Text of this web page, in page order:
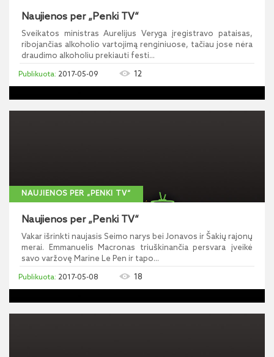
Naujienos per „Penki TV“
Sveikatos ministras Aurelijus Veryga įregistravo pataisas,
ribojančias alkoholio vartojimą renginiuose, tačiau jose nėra
draudimo alkoholiu prekiauti festi...
2017-05-09 12
NAUJIENOS PER „PENKI TV“
Naujienos per „Penki TV“
Vakar išrinkti naujasis Seimo narys bei Jonavos ir Šakių rajonų
merai. Emmanuelis Macronas triuškinančia persvara įveikė
savo varžovę Marine Le Pen ir tapo...
2017-05-08 18